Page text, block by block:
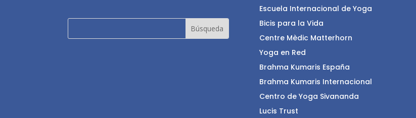
Escuela Internacional de Yoga
Bicis para la Vida
Centre Mèdic Matterhorn
Yoga en Red
Brahma Kumaris España
Brahma Kumaris Internacional
Centro de Yoga Sivananda
Lucis Trust